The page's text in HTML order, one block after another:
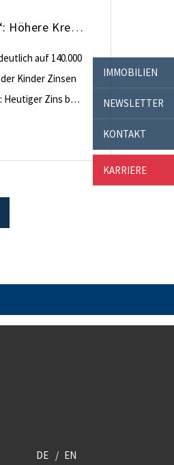
IMMOBILIEN
NEWSLETTER
KONTAKT
KARRIERE
KfW-Förderung „Jung kauft Alt“: Höhere Kredite ab August 2026
auf 140.000
Kinder Zinsen
Zins bei
und 10 Jahren
nach
DE EN